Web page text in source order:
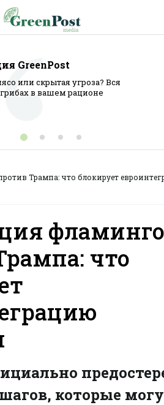
GreenPost
или скрытая угроза? Вся
в вашем рационе
Трампа: что блокирует
что
которые